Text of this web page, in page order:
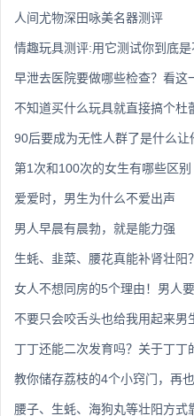
人间尤物深田咏美名器测评
情趣玩具测评:用它测试你到底
早泄去医院要做哪些检查？看这
不知道买什么玩具就直接搞个杜
90后要成为无性人群了是什么让
第1次和100次的女生有哪些区别
爱爱时，男生为什么不爱出声
男人早晨有晨勃，就是能力强
生蚝、韭菜、腰花真能补肾壮阳
女人不想同房的5个理由！男人
不要只会咬舌头也给我用起来男
丁丁还能二次发育吗？关于丁丁
教你储存荔枝的4个小窍门，再
腰子、生蚝、海狗丸等壮阳方式